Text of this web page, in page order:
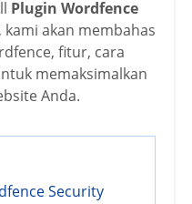
Plugin Wordfence
akan membahas
fitur, cara
memaksimalkan
Anda.
Security